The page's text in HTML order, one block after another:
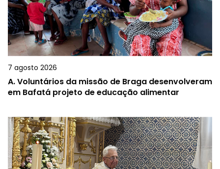
7 agosto 2026
A.Voluntários da missão de Braga desenvolveram
em Bafatá projeto de educação alimentar